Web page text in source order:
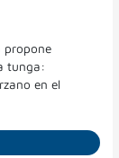
propone
tunga:
en el